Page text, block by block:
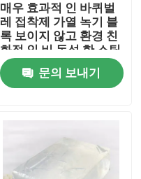
매우 효과적 인 바퀴벌
레 접착제 가열 녹기 블
록 보이지 않고 환경 친
화적 인 비 독성 한 스틱
문의 보내기